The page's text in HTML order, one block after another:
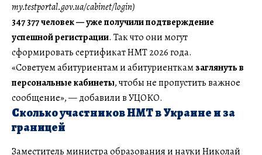
my.testportal.gov.ua/cabinet/login)
347 377 человек — уже получили подтверждение
успешной регистрации. Так что они могут
сформировать сертификат НМТ 2026 года.
«Советуем абитуриентам и абитуриенткамзаглянуть в
персональные кабинеты, чтобы не пропустить важное
сообщение», — добавили в УЦОКО.
Сколько участников НМТ в Украине и за
границей
Заместитель министра образования и науки Николай